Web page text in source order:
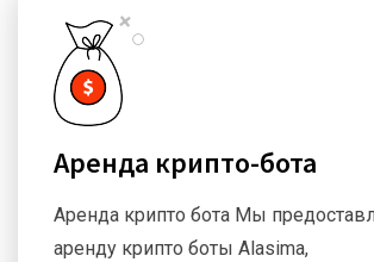
Аренда крипто-бота
Аренда крипто бота Мы
аренду крипто боты Alasima,